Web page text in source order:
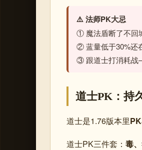
⚠️ 法师PK大忌
① 魔法盾断了不回
② 蓝量低于30%
③ 跟道士打消耗
道士PK：持
道士是1.76版本里
道士PK三件套： 毒